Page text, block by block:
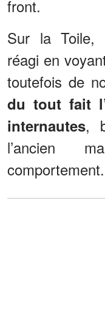
front.
Sur la Toile,
réagi en
toutefois de
du tout fait
internautes,
l’ancien
comportement.